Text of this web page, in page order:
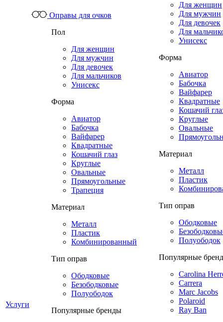
Услуги
Оправы для очков
Пол
Для женщин
Для мужчин
Для девочек
Для мальчиков
Унисекс
Форма
Авиатор
Бабочка
Вайфарер
Квадратные
Кошачий глаз
Круглые
Овальные
Прямоугольные
Трапеция
Материал
Металл
Пластик
Комбинированный
Тип оправ
Ободковые
Безободковые
Полуободок
Популярные бренды
Для женщин
Для мужчин
Для девочек
Для
Унисекс
Форма
Авиатор
Бабочка
Вайфарер
Квадратные
Кошачий
Круглые
Овальные
Материал
Металл
Пластик
Тип оправ
Ободковые
Полуободок
Популярные
Carolina
Carrera
Marc Jacobs
Polaroid
Ray Ban